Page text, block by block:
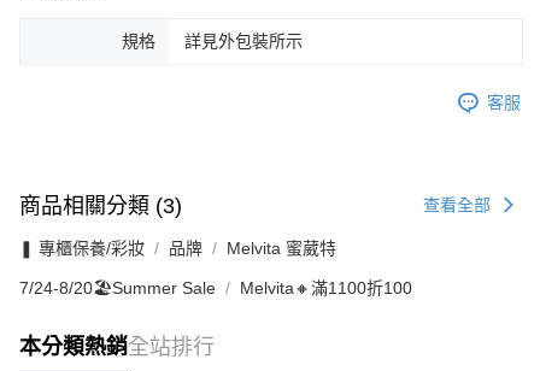
規格 詳見外包裝所示
客服
商品相關分類 (3) 查看全部
❚ 專櫃保養/彩妝 品牌 Melvita 蜜葳特
7/24-8/20🏖️Summer Sale Melvita🔸滿1100折100
本分類熱銷全站排行